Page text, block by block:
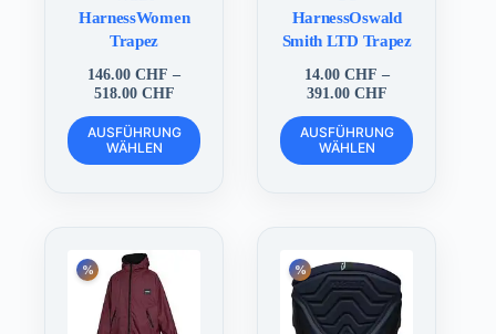
HarnessWomen
Trapez
146.00CHF –
518.00 CHFPreisspanne:
bis
518.00 CHF
AUSFÜHRUNG
WÄHLEN
Dieses
Produkt
weist
Optionen
können
HarnessOswald
Smith LTD Trapez
14.00 CHF –
391.00 CHFPreisspanne:
bis
391.00 CHF
AUSFÜHRUNG
WÄHLEN
Dieses
Produkt
weist
Optionen
können
auf
der